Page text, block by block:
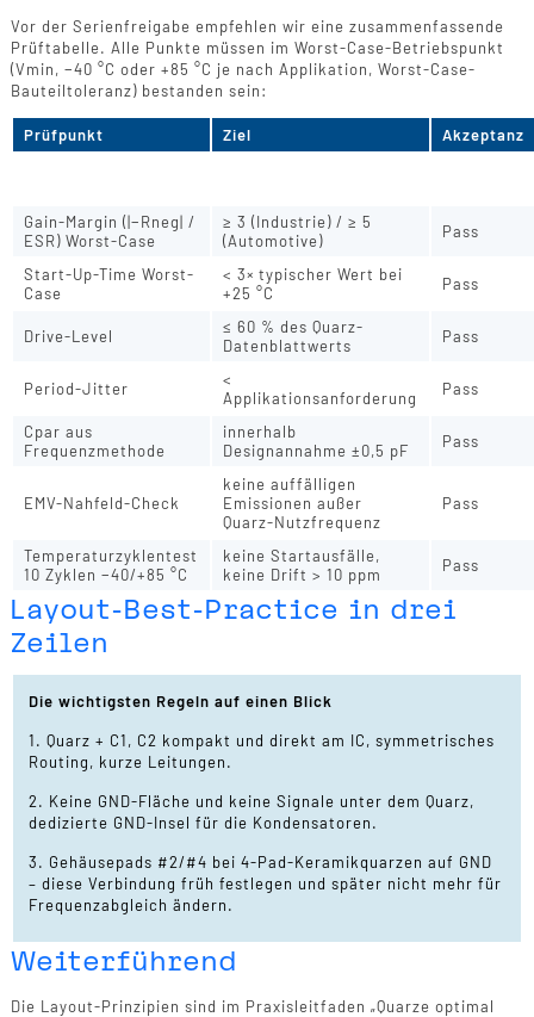
Vor der Serienfreigabe empfehlen wir eine zusammenfassende
Prüftabelle. Alle Punkte müssen im Worst-Case-Betriebspunkt
(Vmin, −40 °C oder +85 °C je nach Applikation, Worst-Case-
Bauteiltoleranz) bestanden sein:
Prüfpunkt Ziel
Akzeptanz
Gain-Margin (|−Rneg| /
ESR) Worst-Case
≥ 3 (Industrie) / ≥ 5
(Automotive)
Pass
Start-Up-Time Worst-
Case
< 3× typischer Wert bei
+25 °C
Pass
Drive-Level
≤ 60 % des Quarz-
Datenblattwerts
Pass
Period-Jitter
<
Applikationsanforderung
Pass
Cpar aus
Frequenzmethode
innerhalb
Designannahme ±0,5 pF
Pass
EMV-Nahfeld-Check
keine auffälligen
Emissionen außer
Quarz-Nutzfrequenz
Pass
Temperaturzyklentest
10 Zyklen −40/+85 °C
keine Startausfälle,
keine Drift > 10 ppm
Pass
Layout-Best-Practice in drei
Zeilen
Die wichtigsten Regeln auf einen Blick
1. Quarz + C1, C2 kompakt und direkt am IC, symmetrisches
Routing, kurze Leitungen.
2. Keine GND-Fläche und keine Signale unter dem Quarz,
dedizierte GND-Insel für die Kondensatoren.
3. Gehäusepads #2/#4 bei 4-Pad-Keramikquarzen auf GND
– diese Verbindung früh festlegen und später nicht mehr für
Frequenzabgleich ändern.
Weiterführend
Die Layout-Prinzipien sind im Praxisleitfaden „Quarze optimal